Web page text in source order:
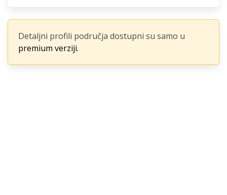
Detaljni profili područja dostupni su samo u
premium verziji.